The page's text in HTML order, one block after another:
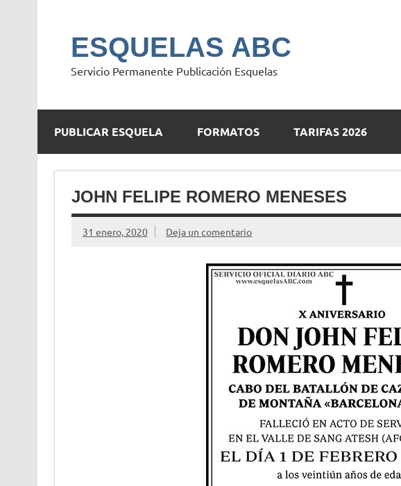
ESQUELAS ABC
Servicio Permanente Publicación Esquelas
PUBLICAR ESQUELA FORMATOS TARIFAS 2026
JOHN FELIPE ROMERO MENESES
31 enero, 2020 Deja un comentario